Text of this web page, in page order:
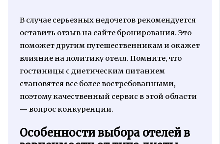
В случае серьезных недочетов рекомендуется
оставить отзыв на сайте бронирования. Это
поможет другим путешественникам и окажет
влияние на политику отеля. Помните, что
гостиницы с диетическим питанием
становятся все более востребованными,
поэтому качественный сервис в этой области
— вопрос конкуренции.
Особенности выбора отелей в